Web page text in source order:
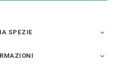
SPEZIE 
